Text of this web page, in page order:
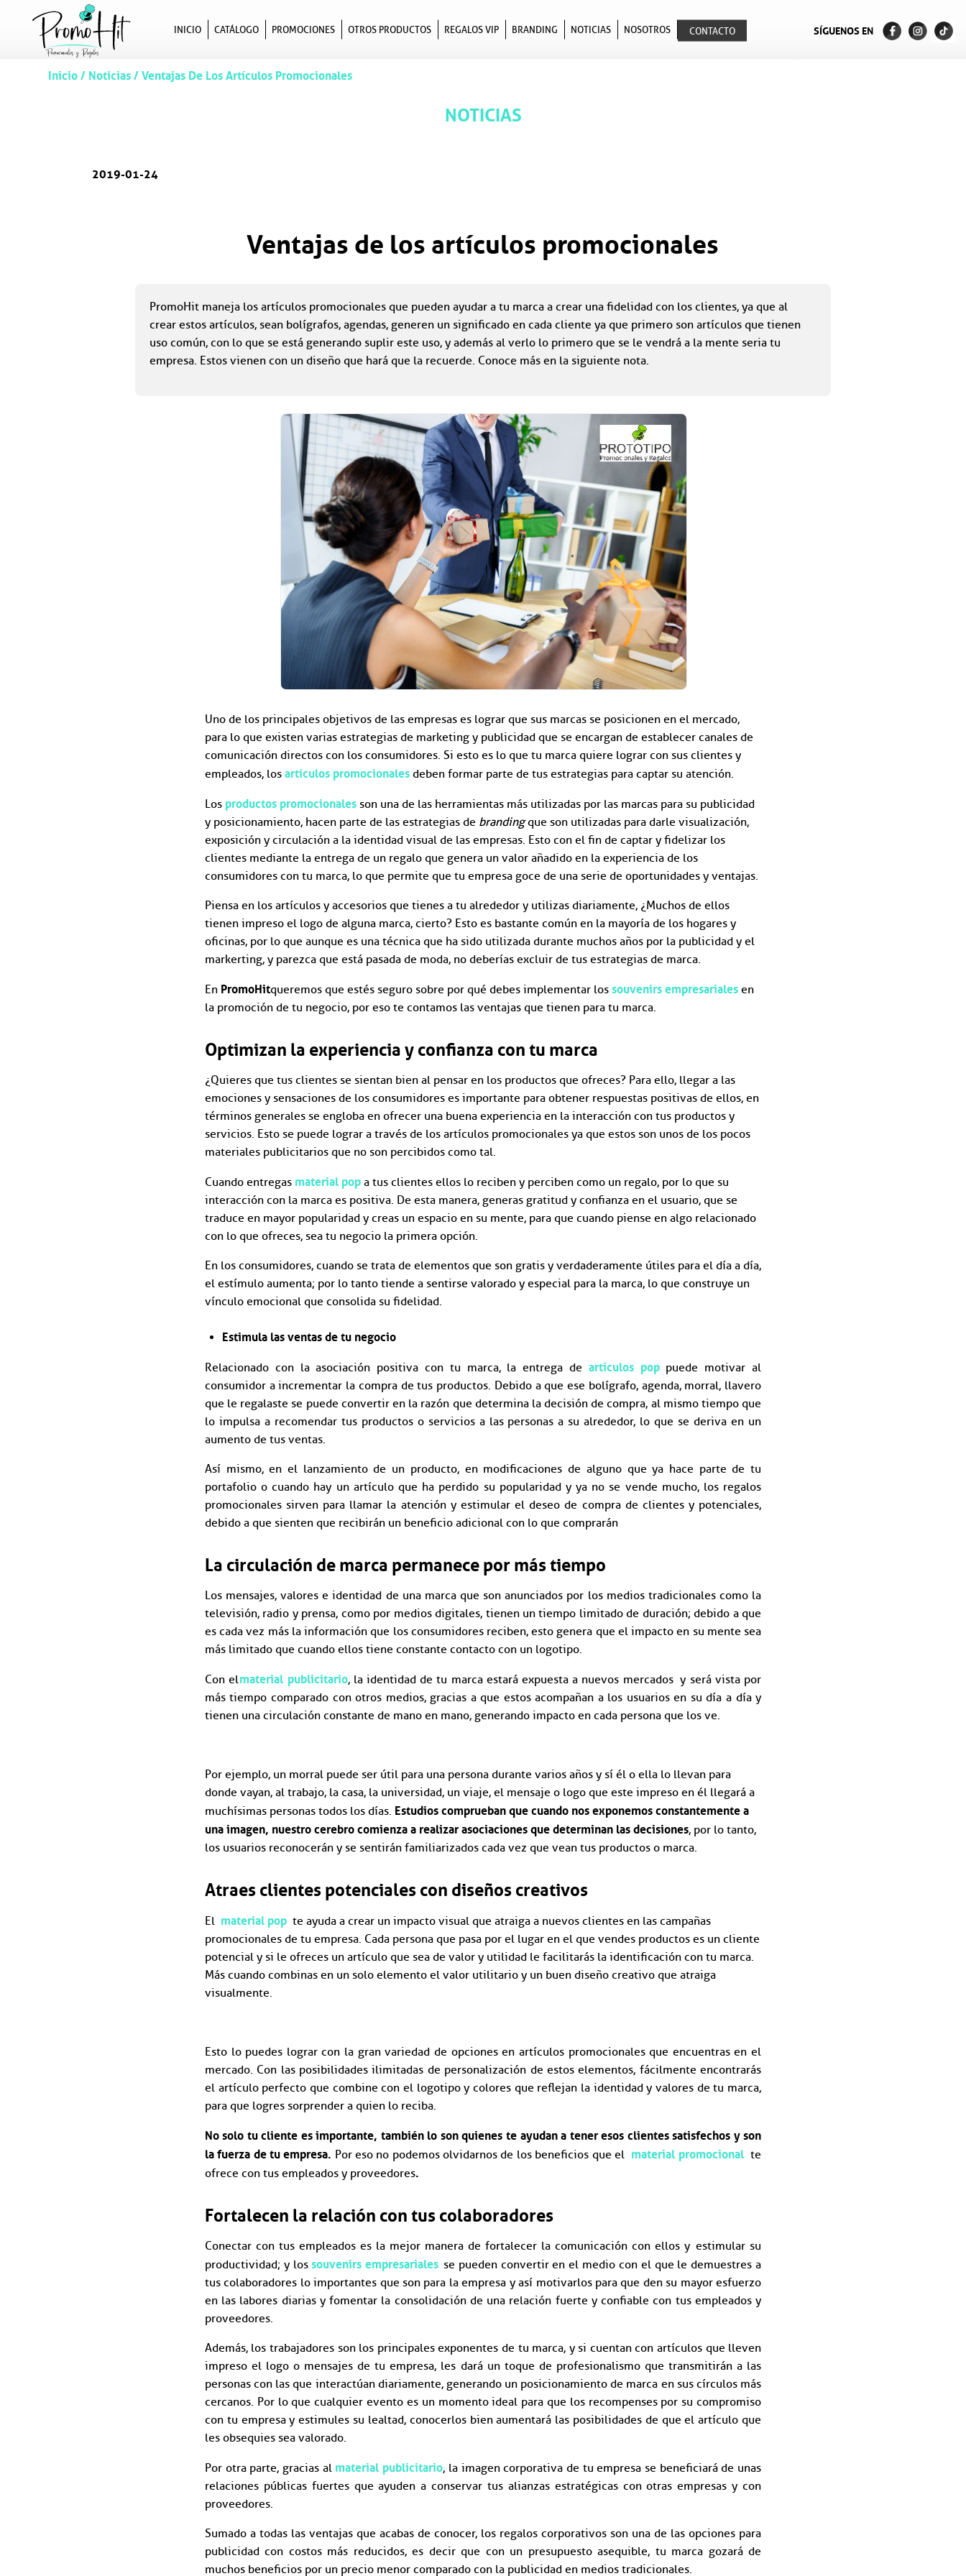
INICIO CATÁLOGO PROMOCIONES OTROS PRODUCTOS REGALOS VIP BRANDING NOTICIAS NOSOTROS CONTACTO SÍGUENOS EN
Inicio/ Noticias/ Ventajas De Los Artículos Promocionales
NOTICIAS
2019-01-24
Ventajas de los artículos promocionales
PromoHit maneja los artículos promocionales que pueden ayudar a tu marca a crear una fidelidad con los clientes, ya que al
crear estos artículos, sean bolígrafos, agendas, generen un significado en cada cliente ya que primero son artículos que tienen
uso común, con lo que se está generando suplir este uso, y además al verlo lo primero que se le vendrá a la mente seria tu
empresa. Estos vienen con un diseño que hará que la recuerde. Conoce más en la siguiente nota.
Uno de los principales objetivos de las empresas es lograr que sus marcas se posicionen en el mercado,
para lo que existen varias estrategias de marketing y publicidad que se encargan de establecer canales de
comunicación directos con los consumidores. Si esto es lo que tu marca quiere lograr con sus clientes y
empleados, los artículos promocionalesdeben formar parte de tus estrategias para captar su atención.
Los productos promocionalesson una de las herramientas más utilizadas por las marcas para su publicidad
y posicionamiento, hacen parte de las estrategias de brandingque son utilizadas para darle visualización,
exposición y circulación a la identidad visual de las empresas. Esto con el fin de captar y fidelizar los
clientes mediante la entrega de un regalo que genera un valor añadido en la experiencia de los
consumidores con tu marca, lo que permite que tu empresa goce de una serie de oportunidades y ventajas.
Piensa en los artículos y accesorios que tienes a tu alrededor y utilizas diariamente, ¿Muchos de ellos
tienen impreso el logo de alguna marca, cierto? Esto es bastante común en la mayoría de los hogares y
oficinas, por lo que aunque es una técnica que ha sido utilizada durante muchos años por la publicidad y el
markerting, y parezca que está pasada de moda, no deberías excluir de tus estrategias de marca.
En PromoHitqueremos que estés seguro sobre por qué debes implementar los souvenirs empresariales en
la promoción de tu negocio, por eso te contamos las ventajas que tienen para tu marca.
Optimizan la experiencia y confianza con tu marca
¿Quieres que tus clientes se sientan bien al pensar en los productos que ofreces? Para ello, llegar a las
emociones y sensaciones de los consumidores es importante para obtener respuestas positivas de ellos, en
términos generales se engloba en ofrecer una buena experiencia en la interacción con tus productos y
servicios. Esto se puede lograr a través de los artículos promocionales ya que estos son unos de los pocos
materiales publicitarios que no son percibidos como tal.
Cuando entregas material popa tus clientes ellos lo reciben y perciben como un regalo, por lo que su
interacción con la marca es positiva. De esta manera, generas gratitud y confianza en el usuario, que se
traduce en mayor popularidad y creas un espacio en su mente, para que cuando piense en algo relacionado
con lo que ofreces, sea tu negocio la primera opción.
En los consumidores, cuando se trata de elementos que son gratis y verdaderamente útiles para el día a día,
el estímulo aumenta; por lo tanto tiende a sentirse valorado y especial para la marca, lo que construye un
vínculo emocional que consolida su fidelidad.
Estimula las ventas de tu negocio
Relacionado con la asociación positiva con tu marca, la entrega de artículos pop puede motivar al
consumidor a incrementar la compra de tus productos. Debido a que ese bolígrafo, agenda, morral, llavero
que le regalaste se puede convertir en la razón que determina la decisión de compra, al mismo tiempo que
lo impulsa a recomendar tus productos o servicios a las personas a su alrededor, lo que se deriva en un
aumento de tus ventas.
Así mismo, en el lanzamiento de un producto, en modificaciones de alguno que ya hace parte de tu
portafolio o cuando hay un artículo que ha perdido su popularidad y ya no se vende mucho, los regalos
promocionales sirven para llamar la atención y estimular el deseo de compra de clientes y potenciales,
debido a que sienten que recibirán un beneficio adicional con lo que comprarán
La circulación de marca permanece por más tiempo
Los mensajes, valores e identidad de una marca que son anunciados por los medios tradicionales como la
televisión, radio y prensa, como por medios digitales, tienen un tiempo limitado de duración; debido a que
es cada vez más la información que los consumidores reciben, esto genera que el impacto en su mente sea
más limitado que cuando ellos tiene constante contacto con un logotipo.
Con elmaterial publicitario, la identidad de tu marca estará expuesta a nuevos mercados y será vista por
más tiempo comparado con otros medios, gracias a que estos acompañan a los usuarios en su día a día y
tienen una circulación constante de mano en mano, generando impacto en cada persona que los ve.
Por ejemplo, un morral puede ser útil para una persona durante varios años y sí él o ella lo llevan para
donde vayan, al trabajo, la casa, la universidad, un viaje, el mensaje o logo que este impreso en él llegará a
muchísimas personas todos los días. Estudios comprueban que cuando nos exponemos constantemente a
una imagen, nuestro cerebro comienza a realizar asociaciones que determinan las decisiones, por lo tanto,
los usuarios reconocerán y se sentirán familiarizados cada vez que vean tus productos o marca.
Atraes clientes potenciales con diseños creativos
El material popte ayuda a crear un impacto visual que atraiga a nuevos clientes en las campañas
promocionales de tu empresa. Cada persona que pasa por el lugar en el que vendes productos es un cliente
potencial y si le ofreces un artículo que sea de valor y utilidad le facilitarás la identificación con tu marca.
Más cuando combinas en un solo elemento el valor utilitario y un buen diseño creativo que atraiga
visualmente.
Esto lo puedes lograr con la gran variedad de opciones en artículos promocionales que encuentras en el
mercado. Con las posibilidades ilimitadas de personalización de estos elementos, fácilmente encontrarás
el artículo perfecto que combine con el logotipo y colores que reflejan la identidad y valores de tu marca,
para que logres sorprender a quien lo reciba.
No solo tu cliente es importante, también lo son quienes te ayudan a tener esos clientes satisfechos y son
la fuerza de tu empresa. Por eso no podemos olvidarnos de los beneficios que el material promocionalte
ofrece con tus empleados y proveedores.
Fortalecen la relación con tus colaboradores
Conectar con tus empleados es la mejor manera de fortalecer la comunicación con ellos y estimular su
productividad; y lossouvenirs empresariales se pueden convertir en el medio con el que le demuestres a
tus colaboradores lo importantes que son para la empresa y así motivarlos para que den su mayor esfuerzo
en las labores diarias y fomentar la consolidación de una relación fuerte y confiable con tus empleados y
proveedores.
Además, los trabajadores son los principales exponentes de tu marca, y si cuentan con artículos que lleven
impreso el logo o mensajes de tu empresa, les dará un toque de profesionalismo que transmitirán a las
personas con las que interactúan diariamente, generando un posicionamiento de marca en sus círculos más
cercanos. Por lo que cualquier evento es un momento ideal para que los recompenses por su compromiso
con tu empresa y estimules su lealtad, conocerlos bien aumentará las posibilidades de que el artículo que
les obsequies sea valorado.
Por otra parte, gracias al material publicitario, la imagen corporativa de tu empresa se beneficiará de unas
relaciones públicas fuertes que ayuden a conservar tus alianzas estratégicas con otras empresas y con
proveedores.
Sumado a todas las ventajas que acabas de conocer, los regalos corporativos son una de las opciones para
publicidad con costos más reducidos, es decir que con un presupuesto asequible, tu marca gozará de
muchos beneficios por un precio menor comparado con la publicidad en medios tradicionales.